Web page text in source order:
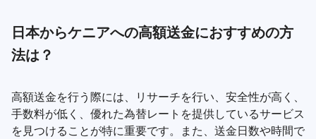
日本からケニアへの高額送金におすすめの方
法は？
高額送金を行う際には、リサーチを行い、安全性が高く、
手数料が低く、優れた為替レートを提供しているサービス
を見つけることが特に重要です。また、送金日数や時間で